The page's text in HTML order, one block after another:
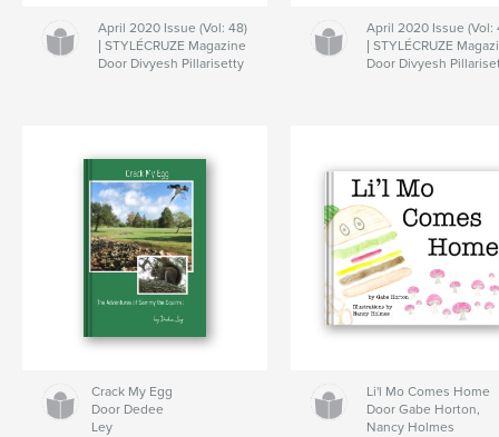
April 2020 Issue (Vol: 48)
| STYLÉCRUZE Magazine
Door Divyesh Pillarisetty
April 2020 Issue (Vol:
| STYLÉCRUZE
Door Divyesh
Crack My Egg
Door Dedee
Ley
Li'l Mo Comes Home
Door Gabe Horton,
Nancy Holmes